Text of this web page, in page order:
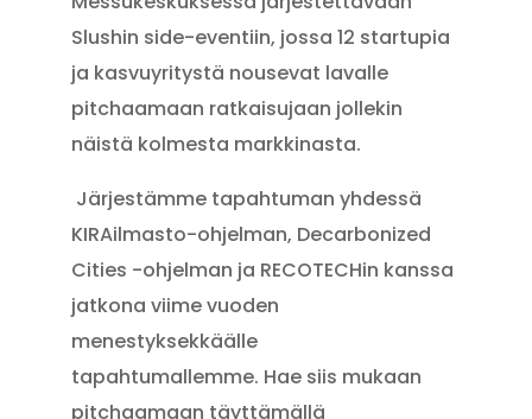
Slushin side-eventiin, jossa 12 startupia
ja kasvuyritystä nousevat lavalle
pitchaamaan ratkaisujaan jollekin
näistä kolmesta markkinasta.
Järjestämme tapahtuman yhdessä
KIRAilmasto-ohjelman, Decarbonized
Cities -ohjelman ja RECOTECHin kanssa
jatkona viime vuoden
menestyksekkäälle
tapahtumallemme. Hae siis mukaan
pitchaamaan täyttämällä